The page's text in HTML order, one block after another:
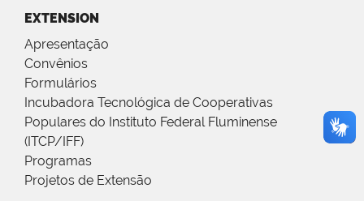
EXTENSION
Apresentação
Convênios
Formulários
Incubadora Tecnológica de Cooperativas
Populares do Instituto Federal Fluminense
(ITCP/IFF)
Programas
Projetos de Extensão